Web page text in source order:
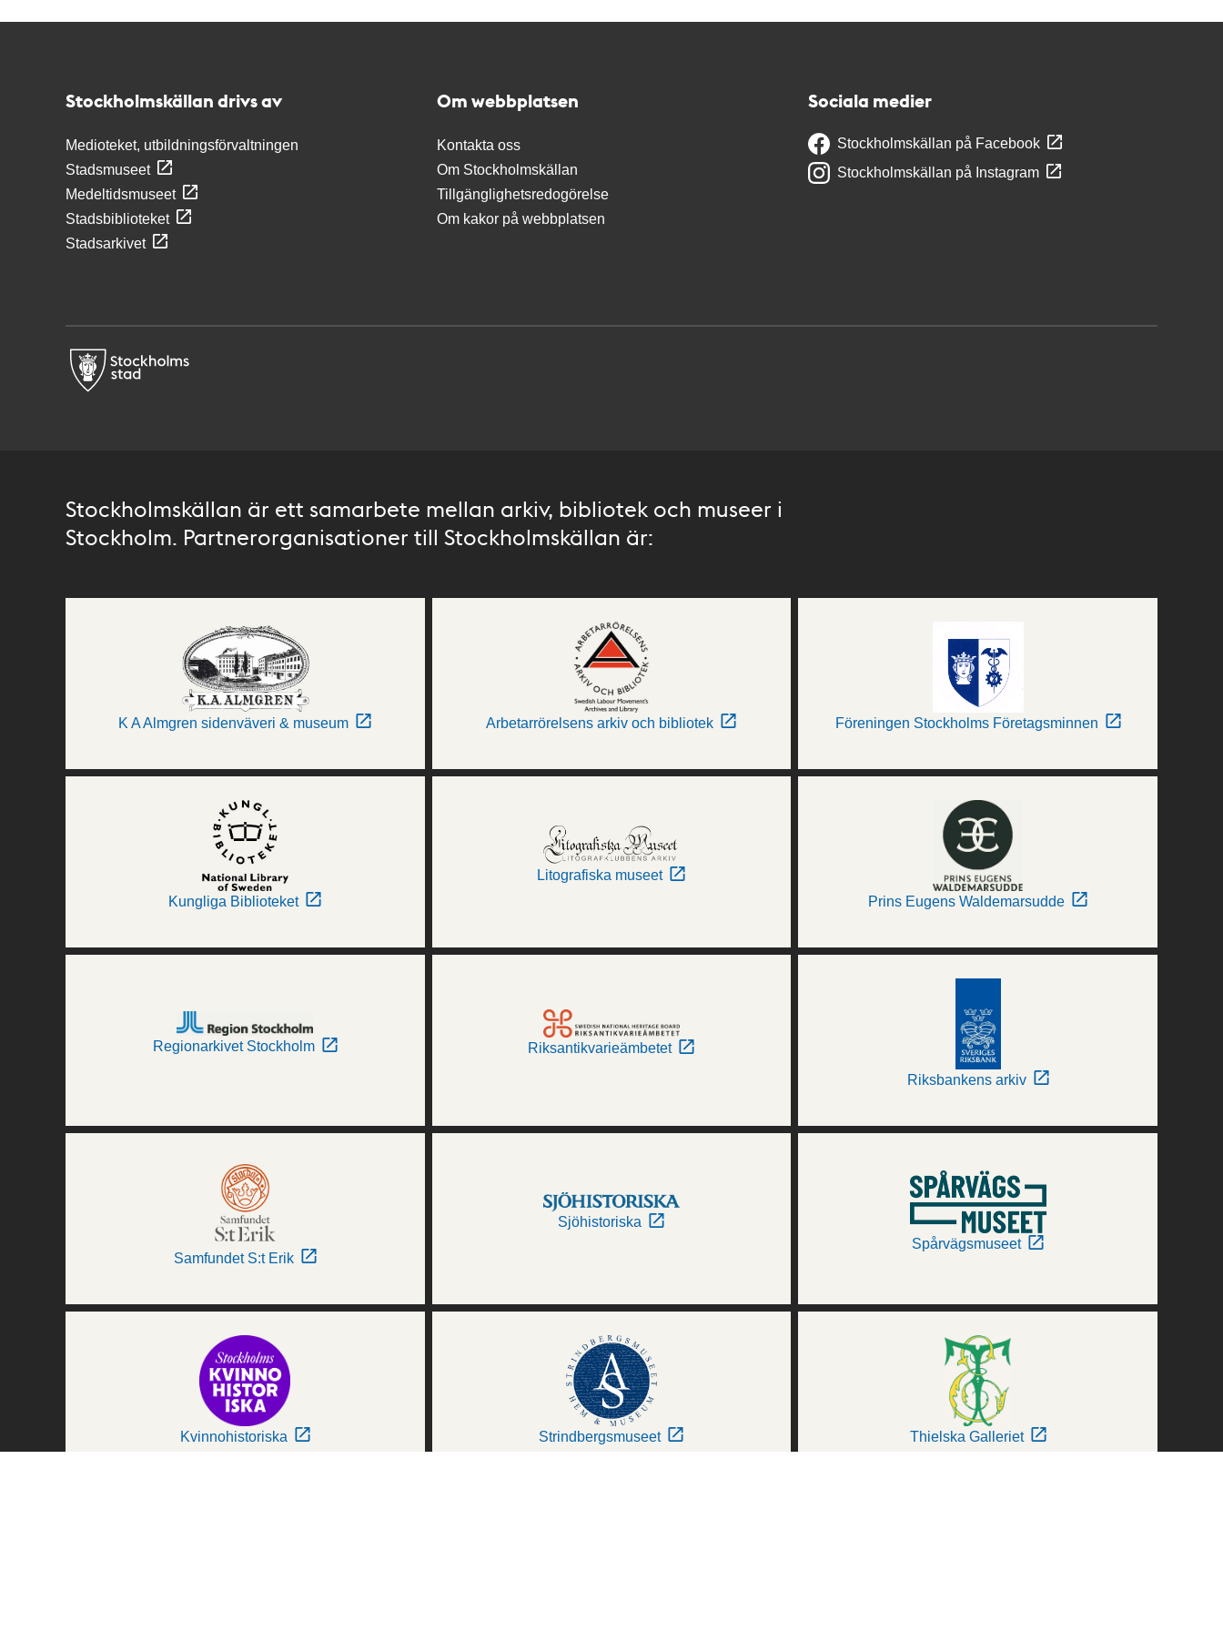
Stockholmskällan drivs av
Medioteket, utbildningsförvaltningen
Stadsmuseet
Medeltidsmuseet
Stadsbiblioteket
Stadsarkivet
Om webbplatsen
Kontakta oss
Om Stockholmskällan
Tillgänglighetsredogörelse
Om kakor på webbplatsen
Sociala medier
Stockholmskällan på Facebook
Stockholmskällan på Instagram
Stockholmskällan är ett samarbete mellan arkiv, bibliotek och museer i
Stockholm. Partnerorganisationer till Stockholmskällan är:
K A Almgren sidenväveri & museum Arbetarrörelsens arkiv och bibliotek Föreningen Stockholms Företagsminnen
Kungliga Biblioteket
Litografiska museet
Prins Eugens Waldemarsudde
Regionarkivet Stockholm Riksantikvarieämbetet
Riksbankens arkiv
Samfundet S:t Erik
Sjöhistoriska
Spårvägsmuseet
Kvinnohistoriska Strindbergsmuseet Thielska Galleriet